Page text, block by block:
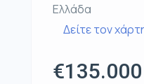
Ελλάδα
Δείτε τον
€135.000